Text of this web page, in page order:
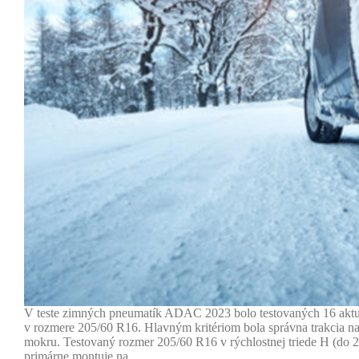
V teste zimných pneumatík ADAC 2023 bolo testovaných 16
v rozmere 205/60 R16. Hlavným kritériom bola správna trakcia
mokru. Testovaný rozmer 205/60 R16 v rýchlostnej triede H (do
primárne montuje na…